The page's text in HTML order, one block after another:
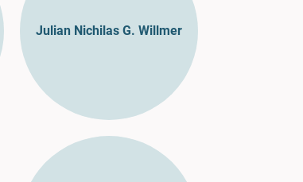
Julian Nichilas G. Willmer